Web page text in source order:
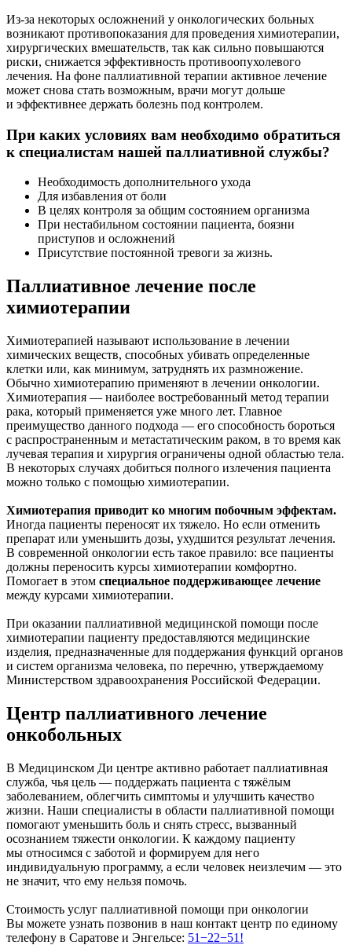
Из-за некоторых осложнений у онкологических больных
возникают противопоказания для проведения химиотерапии,
хирургических вмешательств, так как сильно повышаются
риски, снижается эффективность противоопухолевого
лечения. На фоне паллиативной терапии активное лечение
может снова стать возможным, врачи могут дольше
и эффективнее держать болезнь под контролем.
При каких условиях вам необходимо обратиться
к специалистам нашей паллиативной службы?
Необходимость дополнительного ухода
Для избавления от боли
В целях контроля за общим состоянием организма
При нестабильном состоянии пациента, боязни
приступов и осложнений
Присутствие постоянной тревоги за жизнь.
Паллиативное лечение после
химиотерапии
Химиотерапией называют использование в лечении
химических веществ, способных убивать определенные
клетки или, как минимум, затруднять их размножение.
Обычно химиотерапию применяют в лечении онкологии.
Химиотерапия — наиболее востребованный метод терапии
рака, который применяется уже много лет. Главное
преимущество данного подхода — его способность бороться
с распространенным и метастатическим раком, в то время как
лучевая терапия и хирургия ограничены одной областью тела.
В некоторых случаях добиться полного излечения пациента
можно только с помощью химиотерапии.
Химиотерапия приводит ко многим побочным эффектам.
Иногда пациенты переносят их тяжело. Но если отменить
препарат или уменьшить дозы, ухудшится результат лечения.
В современной онкологии есть такое правило: все пациенты
должны переносить курсы химиотерапии комфортно.
Помогает в этом специальное поддерживающее лечение
между курсами химиотерапии.
При оказании паллиативной медицинской помощи после
химиотерапии пациенту предоставляются медицинские
изделия, предназначенные для поддержания функций органов
и систем организма человека, по перечню, утверждаемому
Министерством здравоохранения Российской Федерации.
Центр паллиативного лечение
онкобольных
В Медицинском Ди центре активно работает паллиативная
служба, чья цель — поддержать пациента с тяжёлым
заболеванием, облегчить симптомы и улучшить качество
жизни. Наши специалисты в области паллиативной помощи
помогают уменьшить боль и снять стресс, вызванный
осознанием тяжести онкологии. К каждому пациенту
мы относимся с заботой и формируем для него
индивидуальную программу, а если человек неизлечим — это
не значит, что ему нельзя помочь.
Стоимость услуг паллиативной помощи при онкологии
Вы можете узнать позвонив в наш контакт центр по единому
телефону в Саратове и Энгельсе: 51−22−51!